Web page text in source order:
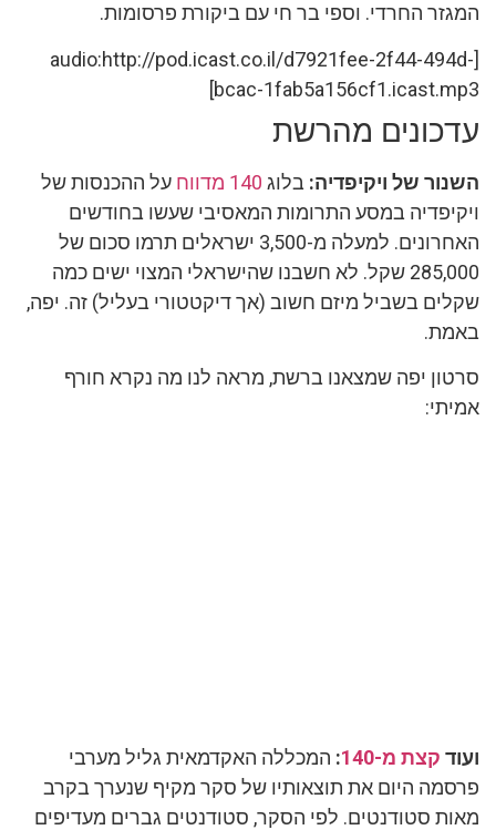
המגזר החרדי. וספי בר חי עם ביקורת פרסומות.
[audio:http://pod.icast.co.il/d7921fee-2f44-494d-
bcac-1fab5a156cf1.icast.mp3]
עדכונים מהרשת
השנור של ויקיפדיה: בלוג 140 מדווח
על ההכנסות של
ויקיפדיה במסע התרומות המאסיבי שעשו בחודשים
האחרונים. למעלה מ-3,500 ישראלים תרמו סכום של
285,000 שקל. לא חשבנו שהישראלי המצוי ישים כמה
שקלים בשביל מיזם חשוב (אך דיקטטורי בעליל) זה. יפה,
באמת.
סרטון יפה שמצאנו ברשת, מראה לנו מה נקרא חורף
אמיתי:
ועוד קצת מ-140 : המכללה האקדמאית גליל מערבי
פרסמה היום את תוצאותיו של סקר מקיף שנערך בקרב
מאות סטודנטים. לפי הסקר, סטודנטים גברים מעדיפים